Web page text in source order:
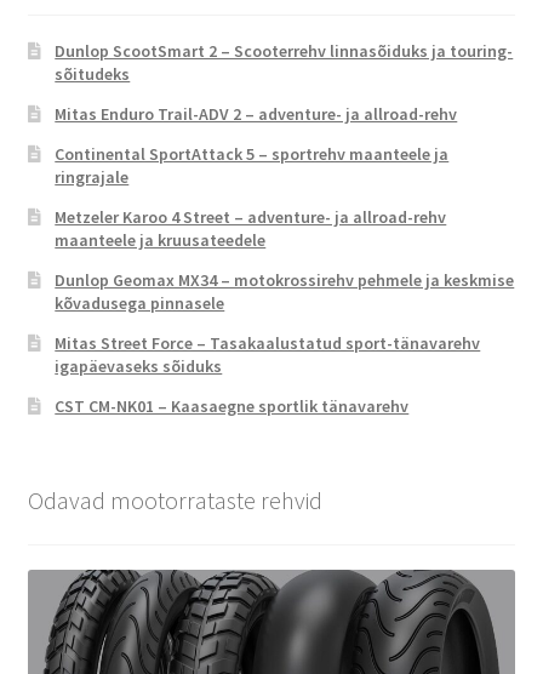
Dunlop ScootSmart 2 – Scooterrehv linnasõiduks ja touring-
sõitudeks
Mitas Enduro Trail-ADV 2 – adventure- ja allroad-rehv
Continental SportAttack 5 – sportrehv maanteele ja
ringrajale
Metzeler Karoo 4 Street – adventure- ja allroad-rehv
maanteele ja kruusateedele
Dunlop Geomax MX34 – motokrossirehv pehmele ja keskmise
kõvadusega pinnasele
Mitas Street Force – Tasakaalustatud sport-tänavarehv
igapäevaseks sõiduks
CST CM-NK01 – Kaasaegne sportlik tänavarehv
Odavad mootorrataste rehvid